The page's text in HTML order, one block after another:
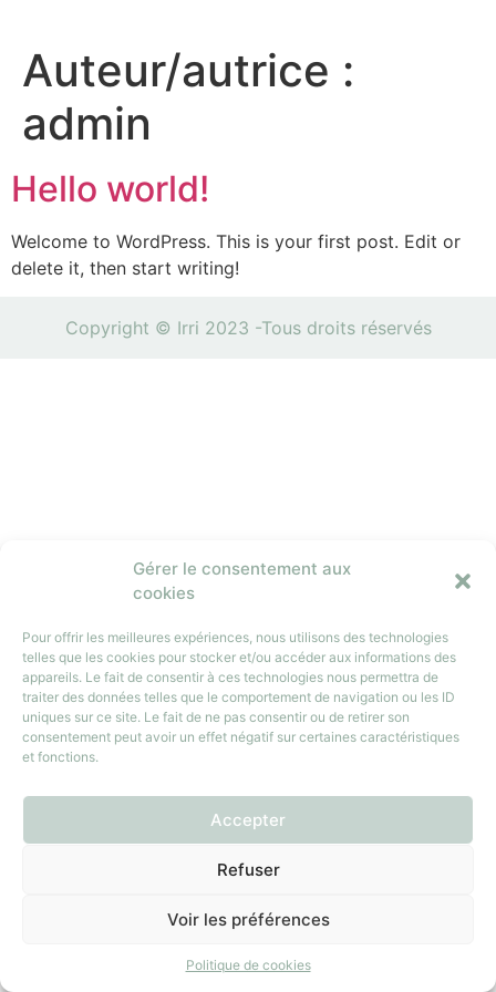
Gérer le consentement aux
cookies
Pour offrir les meilleures expériences, nous utilisons des technologies
telles que les cookies pour stocker et/ou accéder aux informations des
appareils. Le fait de consentir à ces technologies nous permettra de
traiter des données telles que le comportement de navigation ou les ID
uniques sur ce site. Le fait de ne pas consentir ou de retirer son
consentement peut avoir un effet négatif sur certaines caractéristiques
et fonctions.
Accepter
Refuser
Voir les préférences
Politique de cookies
Auteur/autrice :
admin
Hello world!
Welcome to WordPress. This is your first post. Edit or
delete it, then start writing!
Copyright © Irri 2023 -Tous droits réservés